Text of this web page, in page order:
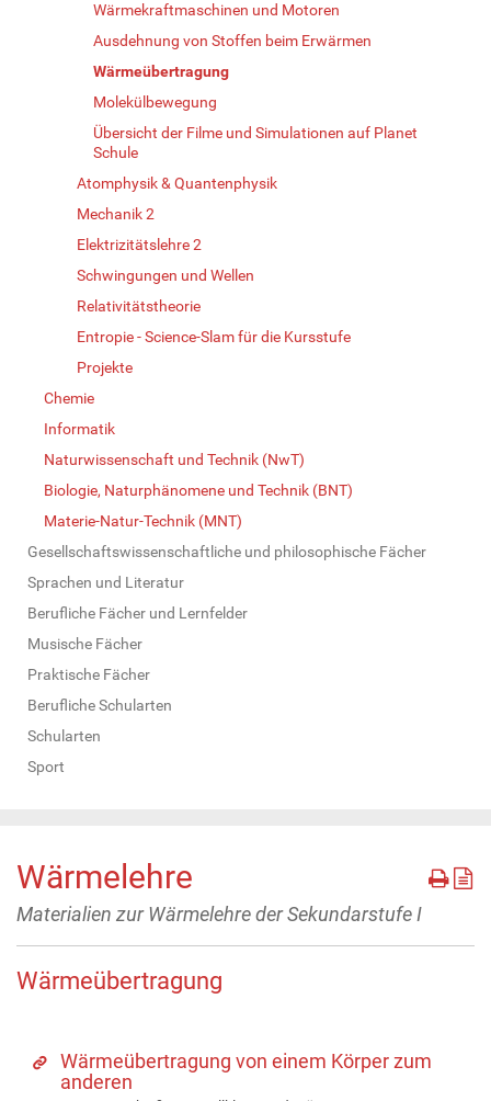
Wärmekraftmaschinen und Motoren
Ausdehnung von Stoffen beim Erwärmen
Wärmeübertragung
Molekülbewegung
Übersicht der Filme und Simulationen auf Planet
Schule
Atomphysik & Quantenphysik
Mechanik 2
Elektrizitätslehre 2
Schwingungen und Wellen
Relativitätstheorie
Entropie - Science-Slam für die Kursstufe
Projekte
Chemie
Informatik
Naturwissenschaft und Technik (NwT)
Biologie, Naturphänomene und Technik (BNT)
Materie-Natur-Technik (MNT)
Gesellschaftswissenschaftliche und philosophische Fächer
Sprachen und Literatur
Berufliche Fächer und Lernfelder
Musische Fächer
Praktische Fächer
Berufliche Schularten
Schularten
Sport
Wärmelehre
Materialien zur Wärmelehre der Sekundarstufe I
Wärmeübertragung
Wärmeübertragung von einem Körper zum
anderen